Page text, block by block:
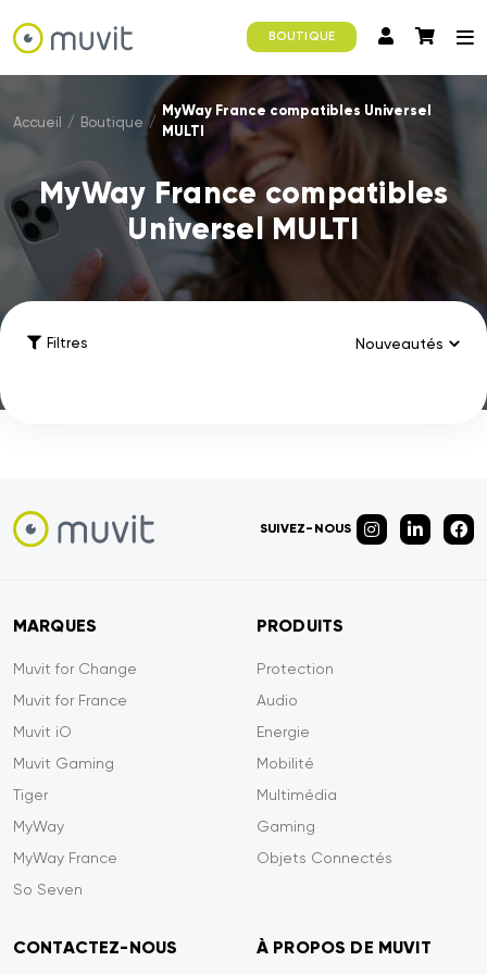
BOUTIQUE
Accueil / Boutique /
MyWay France compatibles Universel
MULTI
MyWay France compatibles
Universel MULTI
Filtres
SUIVEZ-NOUS
MARQUES
Muvit for Change
Muvit for France
Muvit iO
Muvit Gaming
Tiger
MyWay
MyWay France
So Seven
PRODUITS
Protection
Audio
Energie
Mobilité
Multimédia
Gaming
Objets Connectés
CONTACTEZ-NOUS À PROPOS DE MUVIT